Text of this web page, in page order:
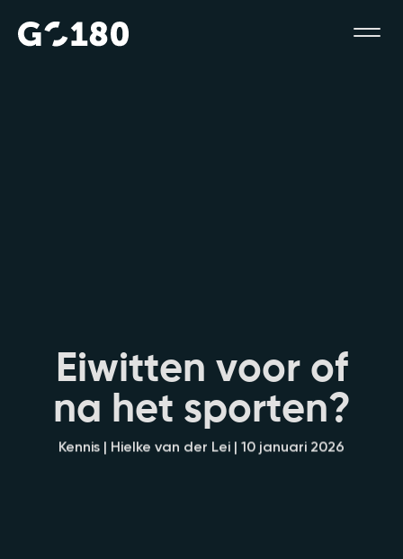
Eiwitten voor of
na het sporten?
Kennis | Hielke van der Lei | 10 januari 2026